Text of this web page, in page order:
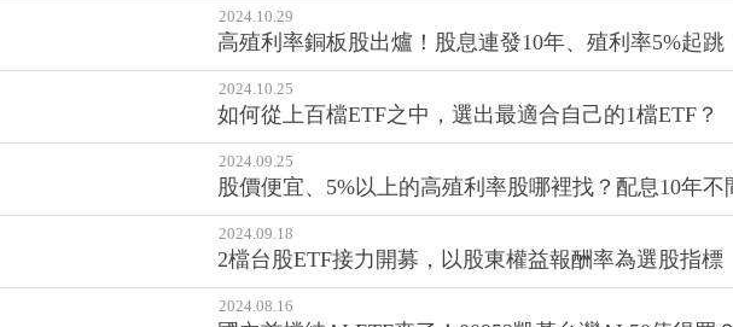
2024.10.29
高殖利率銅板股出爐！股息連發10年、殖利率5%起
2024.10.25
如何從上百檔ETF之中，選出最適合自己的1檔ETF？
2024.09.25
股價便宜、5%以上的高殖利率股哪裡找？配息10年